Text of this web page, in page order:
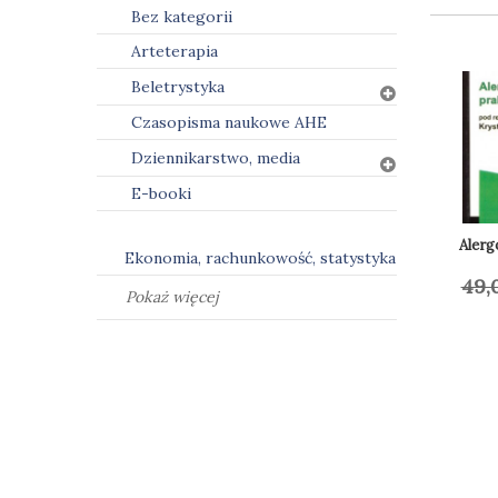
Bez kategorii
Arteterapia
Beletrystyka
Czasopisma naukowe AHE
Dziennikarstwo, media
E-booki
Ekonomia, rachunkowość, statystyka
Pokaż więcej